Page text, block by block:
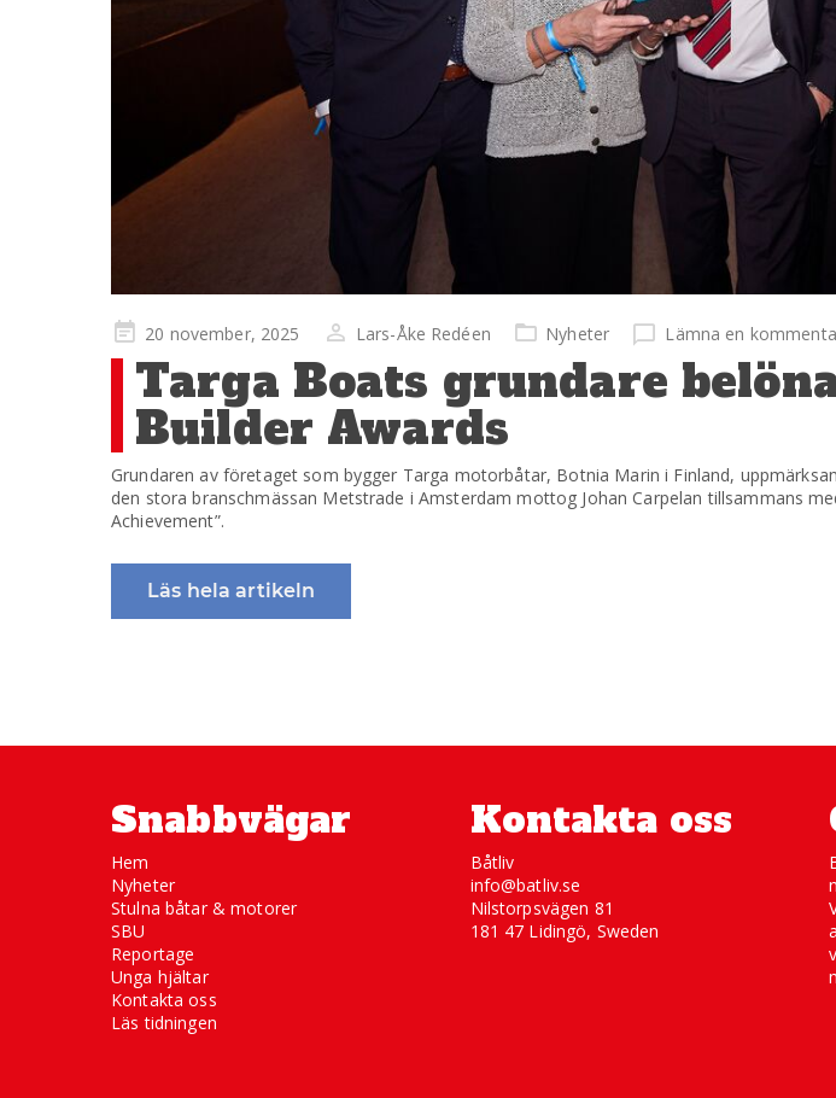
Publicerad
på
20 november, 2025 Lars-Åke Redéen Nyheter Lämna en
Targa Boats grundare
Builder Awards
Grundaren av företaget som bygger Targa motorbåtar, Botnia Marin i Finland,
den stora branschmässan Metstrade i Amsterdam mottog Johan Carpelan tillsammans
Achievement”.
Läs hela artikeln
Snabbvägar
Hem
Nyheter
Stulna båtar & motorer
SBU
Reportage
Unga hjältar
Kontakta oss
Läs tidningen
Kontakta oss
Båtliv
info@batliv.se
Nilstorpsvägen 81
181 47 Lidingö, Sweden